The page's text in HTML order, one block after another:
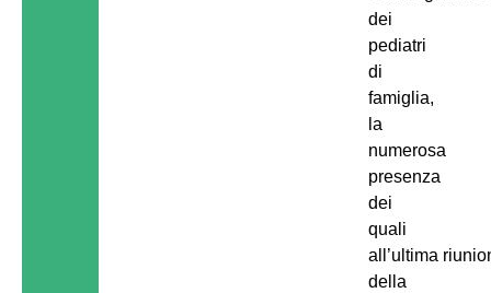
dei
pediatri
di
famiglia,
la
numerosa
presenza
dei
quali
all’ultima
della